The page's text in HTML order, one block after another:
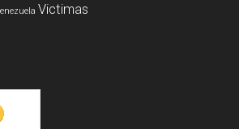
Victimas